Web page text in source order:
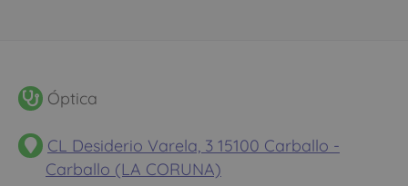
Óptica
CL Desiderio Varela, 3 15100 Carballo -
Carballo (LA CORUNA)